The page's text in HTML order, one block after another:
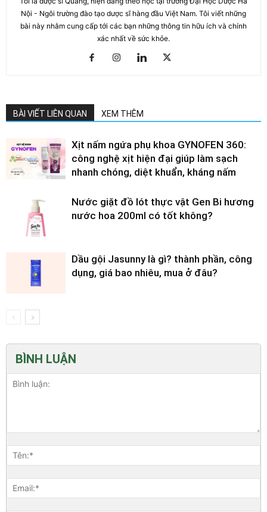
Nội - Ngôi trường đào tạo dược sĩ hàng đầu Việt Nam. Tôi viết những
bài này nhằm cung cấp tới các bạn những thông tin hữu ích và chính
xác nhất về sức khỏe.
BÀI VIẾT LIÊN QUAN XEM THÊM
Xịt nấm ngứa phụ khoa GYNOFEN 360:
công nghệ xịt hiện đại giúp làm sạch
nhanh chóng, diệt khuẩn, kháng nấm
Nước giặt đồ lót thực vật Gen Bi hương
nước hoa 200ml có tốt không?
Dầu gội Jasunny là gì? thành phần, công
dụng, giá bao nhiêu, mua ở đâu?
BÌNH LUẬN